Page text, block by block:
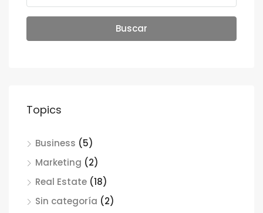
Buscar
Topics
Business (5)
Marketing (2)
Real Estate (18)
Sin categoría (2)